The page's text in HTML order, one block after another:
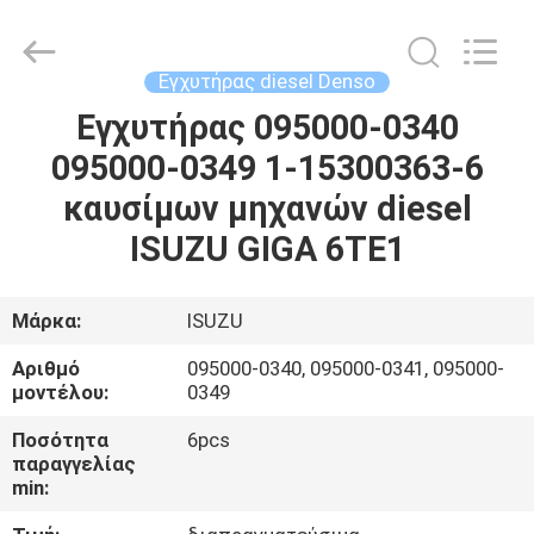
ΣΠΊΤΙ
ΠΡΟΪΌΝΤΑ
ΣΧΕΤΙΚΆ
ΜΕ
ΕΜΆΣ
Parts
Εγχυτήρας diesel Denso
Εγχυτήρας 095000-0340
095000-0349 1-15300363-6
καυσίμων μηχανών diesel
ISUZU GIGA 6TE1
Μάρκα:
ISUZU
Αριθμό
μοντέλου:
095000-0340, 095000-0341, 095000-
0349
Ποσότητα
παραγγελίας
min:
6pcs